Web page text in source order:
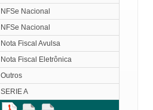
NFSe Nacional
NFSe Nacional
Nota Fiscal Avulsa
Nota Fiscal Eletrônica
Outros
SERIE A